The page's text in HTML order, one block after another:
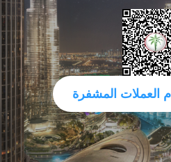
العملات المشفرة